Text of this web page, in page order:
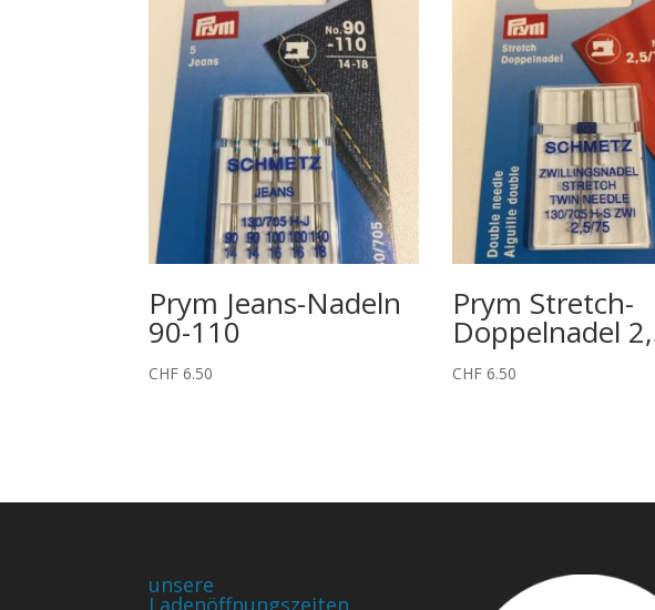
Prym Jeans-Nadeln
90-110
CHF 6.50
Prym Stretch-
Doppelnadel
CHF6.50
unsere
Ladenöffnungszeiten